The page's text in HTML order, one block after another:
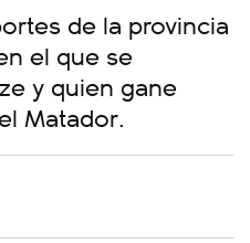
de la provincia
el que se
y quien gane
Matador.